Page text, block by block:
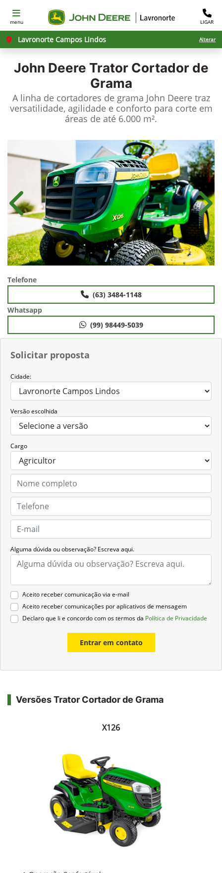
menu LIGAR
Lavronorte Campos Lindos Alterar
John Deere Trator Cortador de
Grama
A linha de cortadores de grama John Deere traz
versatilidade, agilidade e conforto para corte em
áreas de até 6.000 m².
Solicitar proposta
Cidade:
Versão escolhida
Cargo
Alguma dúvida ou observação? Escreva aqui.
Aceito receber comunicação via e-mail
Aceito receber comunicações por aplicativos de mensagem
Declaro que li e concordo com os termos da Política de Privacidade
Entrar em contato
Anterior
Telefone
(63) 3484-1148
Whatsapp
(99) 98449-5039
Versões Trator Cortador de Grama
X126